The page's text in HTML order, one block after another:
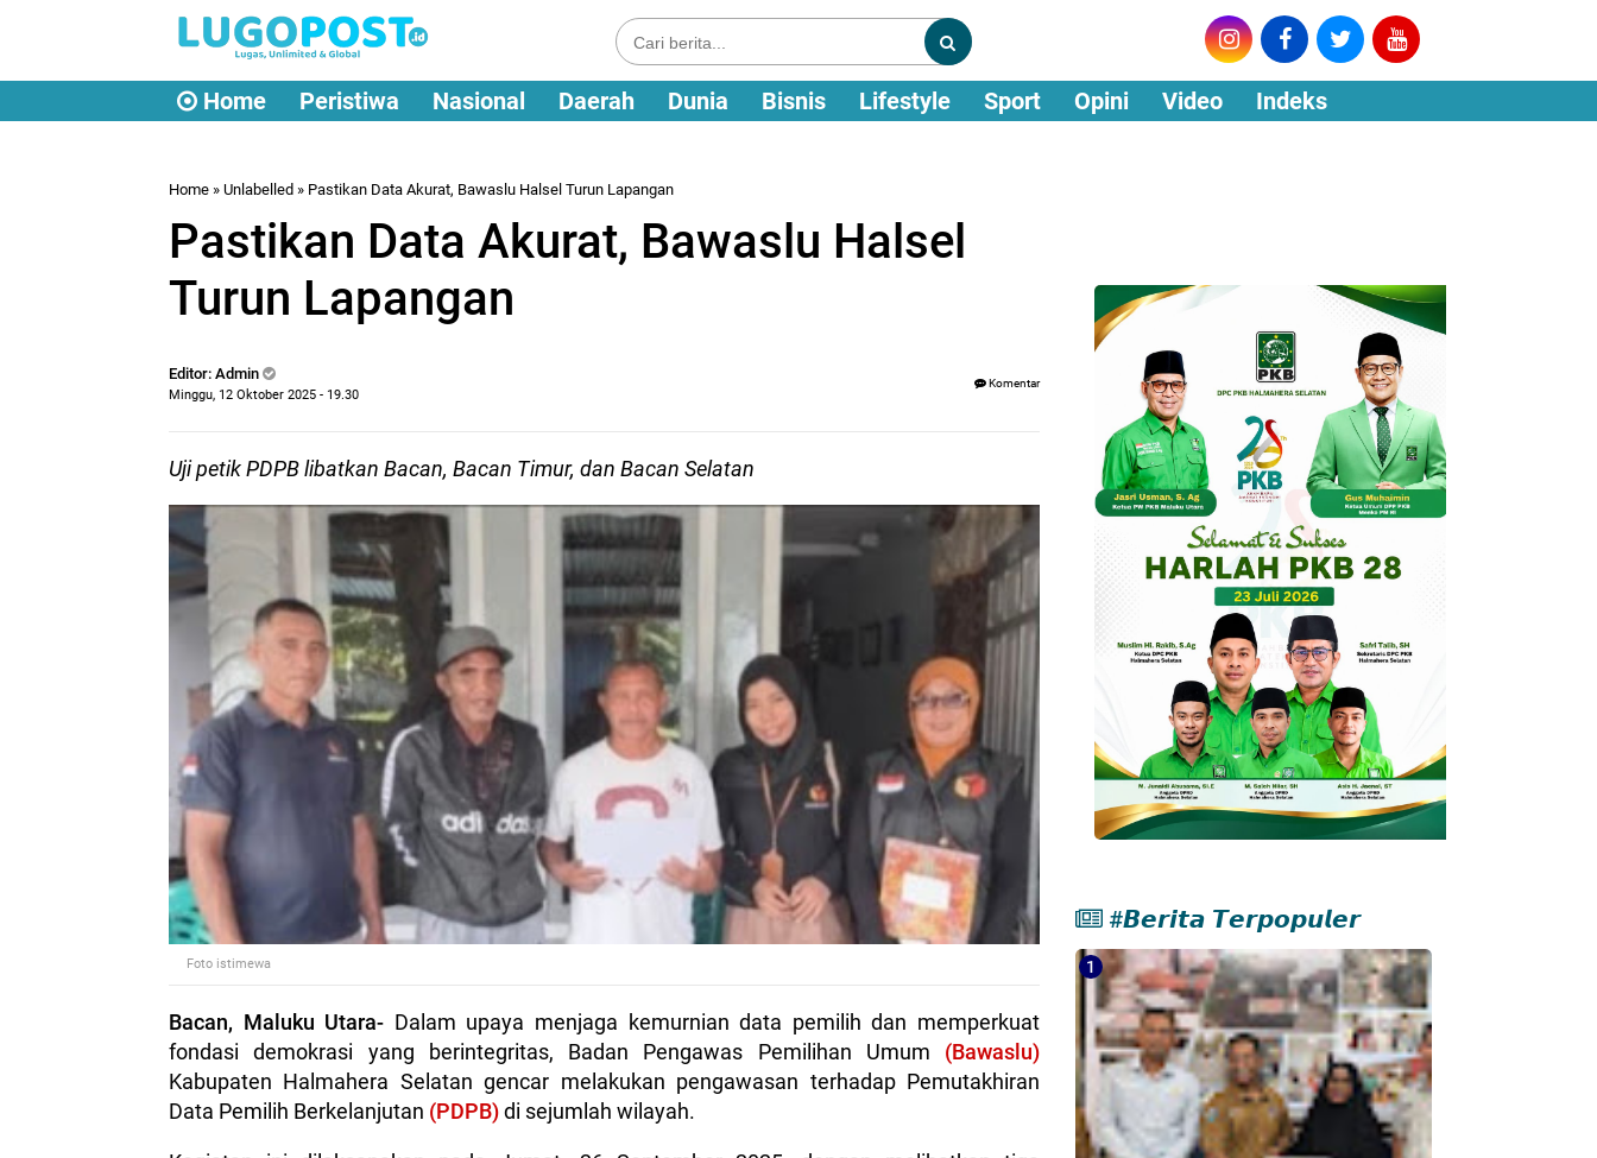
Home Peristiwa Nasional Daerah Dunia Bisnis Lifestyle Sport Opini Video Indeks
Home » Unlabelled » Pastikan Data Akurat, Bawaslu Halsel Turun Lapangan
Pastikan Data Akurat, Bawaslu Halsel
Turun Lapangan
Editor: Admin
Minggu, 12 Oktober 2025 - 19.30
Komentar
Uji petik PDPB libatkan Bacan, Bacan Timur, dan Bacan Selatan
Foto istimewa
Bacan, Maluku Utara- Dalam upaya menjaga kemurnian data pemilih dan memperkuat
fondasi demokrasi yang berintegritas, Badan Pengawas Pemilihan Umum (Bawaslu)
Kabupaten Halmahera Selatan gencar melakukan pengawasan terhadap Pemutakhiran
Data Pemilih Berkelanjutan (PDPB)di sejumlah wilayah.
#𝘽𝙚𝙧𝙞𝙩𝙖 𝙏𝙚𝙧𝙥𝙤𝙥𝙪𝙡𝙚𝙧